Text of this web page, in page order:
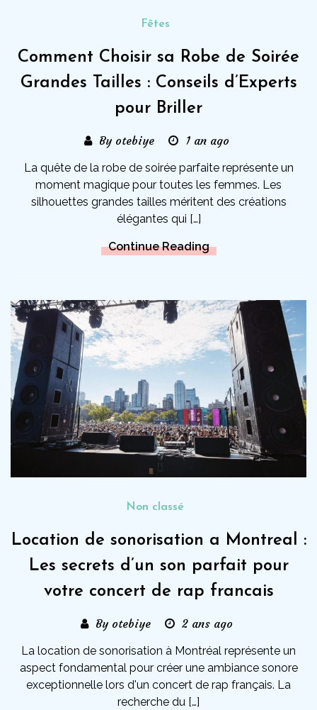
Fêtes
Comment Choisir sa Robe de Soirée
Grandes Tailles : Conseils d’Experts
pour Briller
By otebiye 1 an ago
La quête de la robe de soirée parfaite représente un
moment magique pour toutes les femmes. Les
silhouettes grandes tailles méritent des créations
élégantes qui […]
Continue Reading
Non classé
Location de sonorisation a Montreal :
Les secrets d’un son parfait pour
votre concert de rap francais
By otebiye 2 ans ago
La location de sonorisation à Montréal représente un
aspect fondamental pour créer une ambiance sonore
exceptionnelle lors d'un concert de rap français. La
recherche du […]